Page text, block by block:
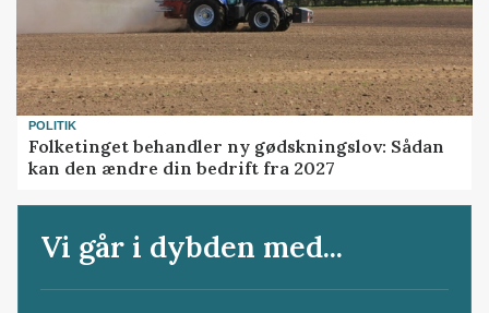
POLITIK
Folketinget behandler ny gødskningslov: Sådan
kan den ændre din bedrift fra 2027
Vi går i dybden med...